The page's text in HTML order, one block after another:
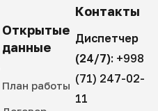
Открытые
данные
План работы
Контакты
Диспетчер
(24/7): +998
(71) 247-02-
11